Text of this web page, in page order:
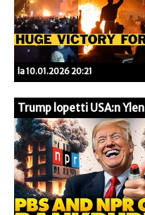
la 10.01.2026 20:21
Trump lopetti USA:n Ylen